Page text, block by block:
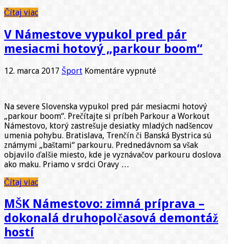
Čítaj viac
V Námestove vypukol pred pár
mesiacmi hotový „parkour boom“
12. marca 2017 Šport Komentáre vypnuténa
pred
pár
mesiacmi
hotový
„parkour
boom“
Na severe Slovenska vypukol pred pár mesiacmi hotový
„parkour boom“. Prečítajte si príbeh Parkour a Workout
Námestovo, ktorý zastrešuje desiatky mladých nadšencov
umenia pohybu. Bratislava, Trenčín či Banská Bystrica sú
známymi „baštami“ parkouru. Prednedávnom sa však
objavilo ďalšie miesto, kde je vyznávačov parkouru doslova
ako maku. Priamo v srdci Oravy …
Čítaj viac
MŠK Námestovo: zimná príprava –
dokonalá druhopolčasová demontáž
hostí